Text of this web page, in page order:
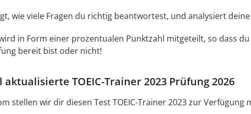
wie viele Fragen du richtig beantwortest, und analysiert
in Form einer prozentualen Punktzahl mitgeteilt, so dass
bereit bist oder nicht!
aktualisierte TOEIC-Trainer 2023 Prüfung 2026
stellen wir dir diesen Test TOEIC-Trainer 2023 zur Verfügung